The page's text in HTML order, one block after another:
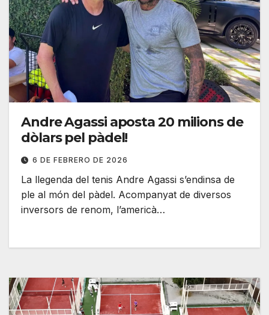
Andre Agassi aposta 20 milions de
dòlars pel pàdel!
6 DE FEBRERO DE 2026
La llegenda del tenis Andre Agassi s’endinsa de
ple al món del pàdel. Acompanyat de diversos
inversors de renom, l’americà…